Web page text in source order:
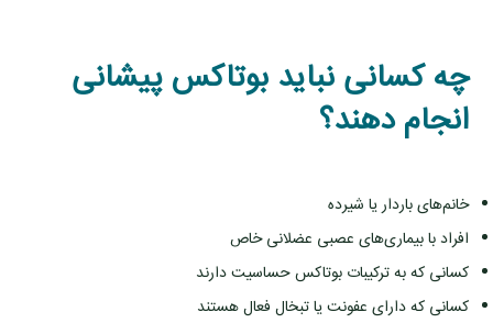
چه کسانی نباید بوتاکس پیشانی
انجام دهند؟
خانم‌های باردار یا شیرده
افراد با بیماری‌های عصبی عضلانی خاص
کسانی که به ترکیبات بوتاکس حساسیت دارند
کسانی که دارای عفونت یا تبخال فعال هستند